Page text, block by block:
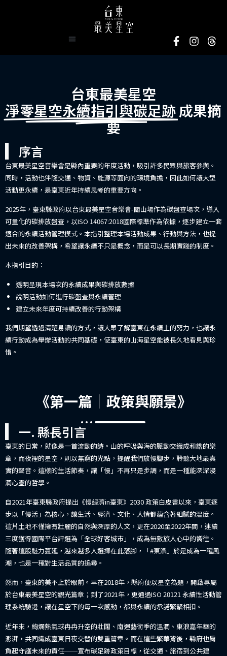
台東最美星空
淨零星空永續指引與碳足跡成果摘
要
序言
台東最美星空音樂會是縣內重要的年度活動，吸引許多民眾與旅客參與。
同時，活動也伴隨交通、物資、能源等面向的環境負擔，因此如何讓大型
活動更永續，是臺東近年持續思考的重要方向。
2025年，臺東縣政府以台東最美星空音樂會-關山場作為碳盤查場次，導入
可量化的碳排放盤查，以ISO 14067:2018國際標準作為依據，逐步建立一套
適合的永續活動管理模式。本指引整理本場活動成果、行動與方法，也提
出未來的改善架構，希望讓永續不只是概念，而是可以長期實踐的制度。
本指引目的：
透明呈現本場次的永續成果與碳排放數據
說明活動如何進行碳盤查與永續管理
建立未來年度可持續改善的行動架構
我們期望透過清楚易讀的方式，讓大眾了解臺東在永續上的努力，也讓永
續行動成為舉辦活動的共同基礎，使臺東的山海星空能被長久地看見與珍
惜。
《第一篇｜政策與願景》
一. 縣長引言
臺東的日常，就像是一首流動的詩。山的呼吸與海的脈動交織成和諧的樂
章，而夜裡的星空，則以無窮的光點，提醒我們放慢腳步，聆聽大地最真
實的聲音。這樣的生活節奏，讓「慢」不再只是步調，而是一種能深深浸
潤心靈的哲學。
自2021年臺東縣政府提出《慢經濟in臺東》2030 政策白皮書以來，臺東逐
步以「慢活」為核心，讓生活、經濟、文化、人情都蘊含著細膩的溫度。
這片土地不僅擁有壯麗的自然與深厚的人文，更在2020至2022年間，連續
三度獲得國際平台評選為「全球好客城市」，成為無數旅人心中的嚮往。
隨著這股魅力蔓延，越來越多人選擇在此落腳，「#東漂」於是成為一種風
潮，也是一種對生活品質的追尋。
然而，臺東的美不止於眼前。早在2018年，縣府便以星空為題，開啟專屬
於台東最美星空的觀光篇章；到了2021年，更通過ISO 20121 永續性活動管
理系統驗證，讓在星空下的每一次感動，都與永續的承諾緊緊相扣。
近年來，絢爛熱氣球冉冉升空的壯闊、南迴藝術季的溫潤、東浪嘉年華的
澎湃，共同織成臺東日夜交替的雙重篇章。而在這些繁華背後，縣府也肩
負起守護未來的責任──宣布碳足跡政策目標，從交通、旅宿到公共建